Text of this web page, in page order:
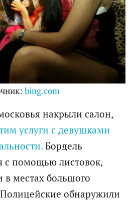
bing.com
накрыли салон,
услуги с девушками
Бордель
с помощью листовок,
в местах большого
обнаружили